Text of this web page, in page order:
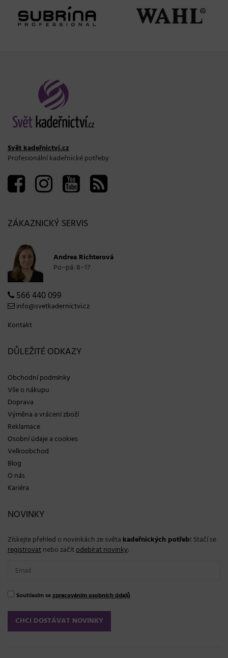
Svět kadeřnictví.cz
Profesionální kadeřnické potřeby
ZÁKAZNICKÝ SERVIS
Andrea Richterová
Po−pá: 8−17
566 440 099
info@svetkadernictvi.cz
Kontakt
DŮLEŽITÉ ODKAZY
Obchodní podmínky
Vše o nákupu
Doprava
Výměna a vrácení zboží
Reklamace
Osobní údaje a cookies
Velkoobchod
Blog
O nás
Kariéra
NOVINKY
Získejte přehled o novinkách ze světa kadeřnických potřeb! Stačí se
registrovatnebo začítodebírat novinky:
Souhlasím sezpracováním osobních údajů